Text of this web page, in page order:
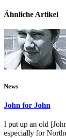
Ähnliche Artikel
News
John for John
I put up an old
especially for